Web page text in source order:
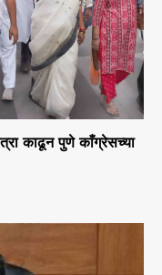
काढून पुणे काँग्रेसच्या